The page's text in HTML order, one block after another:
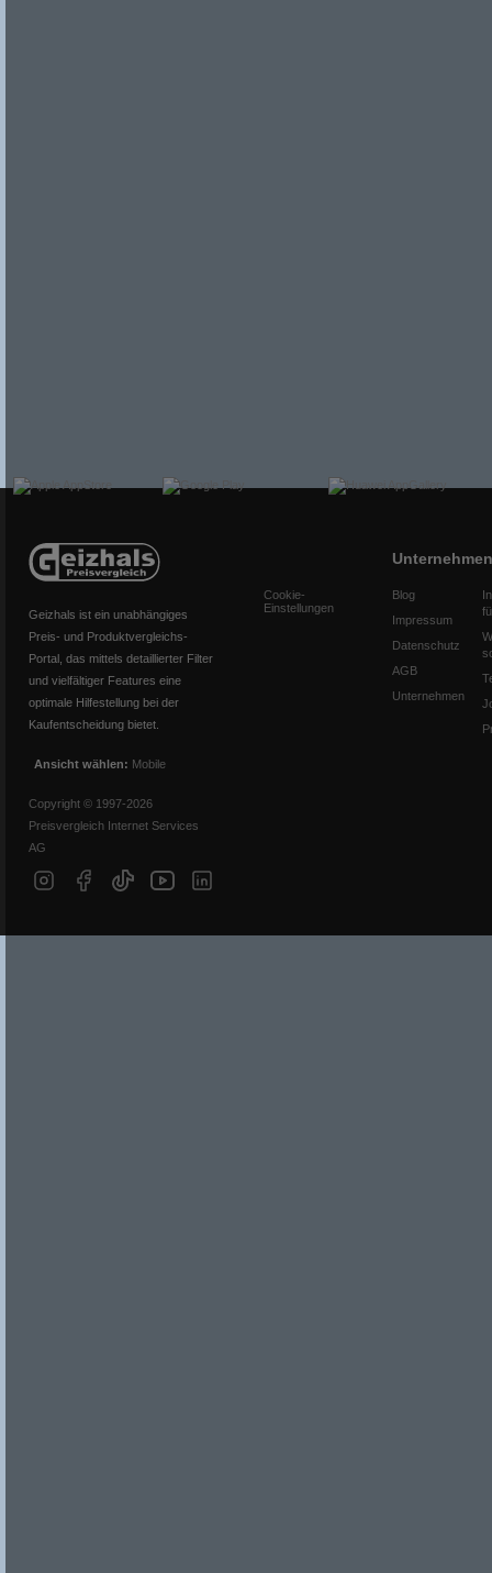
Geizhals ist ein unabhängiges
Preis- und Produktvergleichs-
Portal, das mittels detaillierter Filter
und vielfältiger Features eine
optimale Hilfestellung bei der
Kaufentscheidung bietet.
Ansicht wählen: Mobile
Copyright © 1997-2026
Preisvergleich Internet Services
AG
Cookie-
Einstellungen
Unternehmen
Blog
Impressum
Datenschutz
AGB
Unternehmen